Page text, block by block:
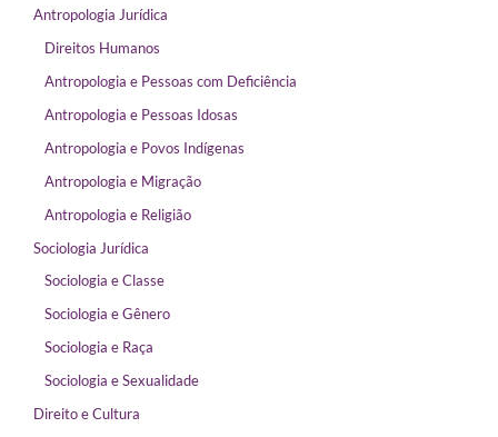
Antropologia Jurídica
Direitos Humanos
Antropologia e Pessoas com Deficiência
Antropologia e Pessoas Idosas
Antropologia e Povos Indígenas
Antropologia e Migração
Antropologia e Religião
Sociologia Jurídica
Sociologia e Classe
Sociologia e Gênero
Sociologia e Raça
Sociologia e Sexualidade
Direito e Cultura